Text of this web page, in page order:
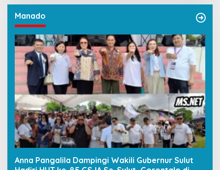
Manado
Anna Pangalila Dampingi Wakili Gubernur Sulut